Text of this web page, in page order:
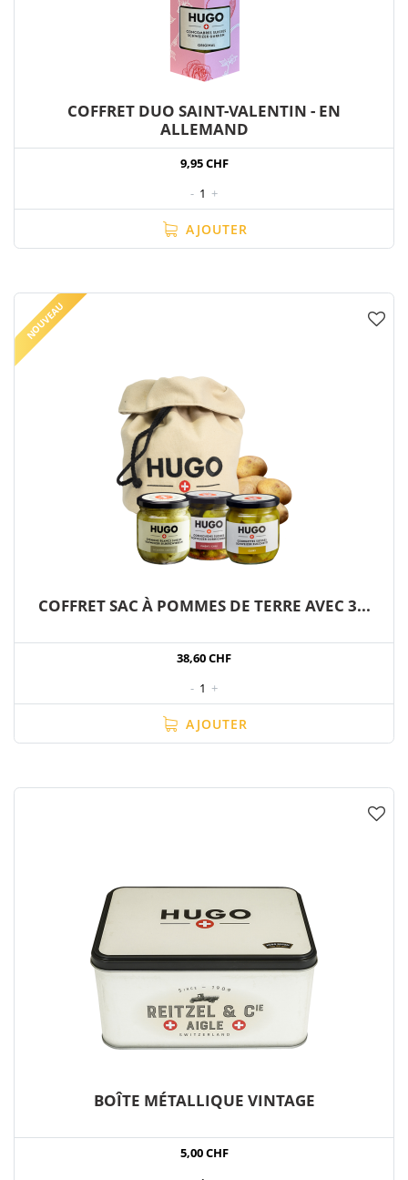
COFFRET DUO SAINT-VALENTIN - EN
ALLEMAND
9,95 CHF
- 1 +
AJOUTER
NOUVEAU
COFFRET SAC À POMMES DE TERRE AVEC 3...
38,60 CHF
- 1 +
AJOUTER
BOÎTE MÉTALLIQUE VINTAGE
5,00 CHF